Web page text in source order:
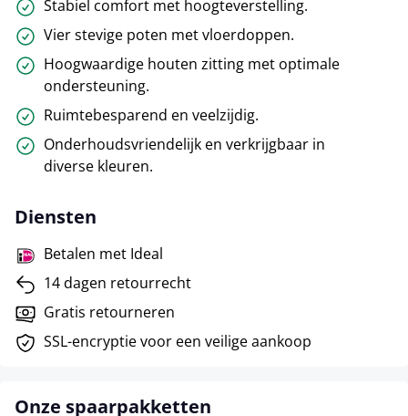
Stabiel comfort met hoogteverstelling.
Vier stevige poten met vloerdoppen.
Hoogwaardige houten zitting met optimale
ondersteuning.
Ruimtebesparend en veelzijdig.
Onderhoudsvriendelijk en verkrijgbaar in
diverse kleuren.
Diensten
Betalen met Ideal
14 dagen retourrecht
Gratis retourneren
SSL-encryptie voor een veilige aankoop
Onze spaarpakketten